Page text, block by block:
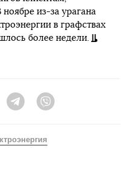
из-за урагана
в графствах
более недели.
Twitter Telegram